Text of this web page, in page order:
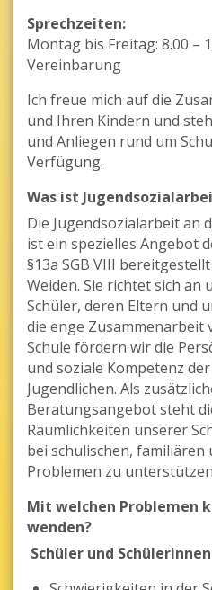
Sprechzeiten:
Montag bis Freitag: 8.00 –
Vereinbarung
Ich freue mich auf die
und Ihren Kindern und
und Anliegen rund um
Verfügung.
Was ist
Die Jugendsozialarbeit an
ist ein spezielles Angebot
§13a SGB VIII
Weiden. Sie richtet sich an
Schüler, deren Eltern und
die enge Zusammenarbeit
Schule fördern wir die
und soziale Kompetenz
Jugendlichen. Als
Beratungsangebot steht
Räumlichkeiten unserer
bei schulischen, familiären
Problemen zu
Mit welchen Problemen
wenden?
Schüler und